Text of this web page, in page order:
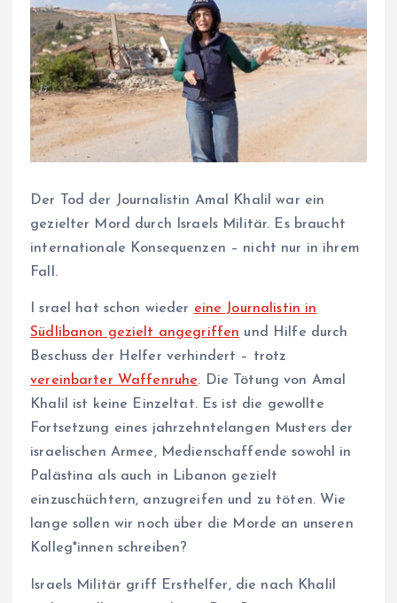
Der Tod der Journalistin Amal Khalil war ein
gezielter Mord durch Israels Militär. Es braucht
internationale Konsequenzen – nicht nur in ihrem
Fall.
I srael hat schon wieder eine Journalistin in
Südlibanon gezielt angegriffen und Hilfe durch
Beschuss der Helfer verhindert – trotz
vereinbarter Waffenruhe. Die Tötung von Amal
Khalil ist keine Einzeltat. Es ist die gewollte
Fortsetzung eines jahrzehntelangen Musters der
israelischen Armee, Medienschaffende sowohl in
Palästina als auch in Libanon gezielt
einzuschüchtern, anzugreifen und zu töten. Wie
lange sollen wir noch über die Morde an unseren
Kol­le­g*in­nen schreiben?
Israels Militär griff Ersthelfer, die nach Khalil